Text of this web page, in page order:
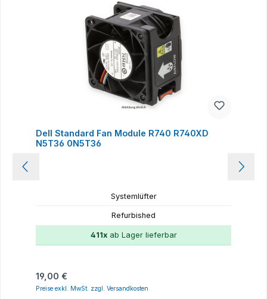
Dell Standard Fan Module R740 R740XD
N5T36 0N5T36
Systemlüfter
Refurbished
411xab Lager lieferbar
Regulärer Preis:
19,00 €
Preise exkl. MwSt. zzgl. Versandkosten